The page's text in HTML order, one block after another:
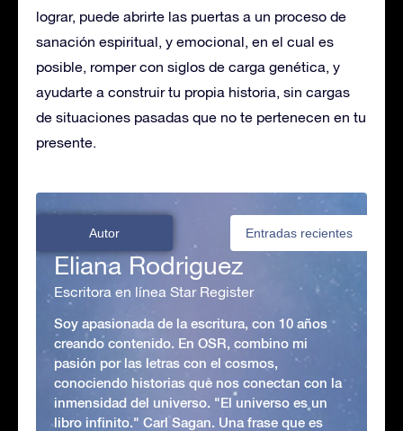
lograr, puede abrirte las puertas a un proceso de
sanación espiritual, y emocional, en el cual es
posible, romper con siglos de carga genética, y
ayudarte a construir tu propia historia, sin cargas
de situaciones pasadas que no te pertenecen en tu
presente.
Autor Entradas recientes
Eliana Rodriguez
Escritora en línea Star Register
Soy apasionada de la escritura, con 10 años
creando contenido. En OSR, combino mi
pasión por las letras con el cosmos,
conociendo historias que nos conectan con la
inmensidad del universo. "El universo es un
libro infinito." Carl Sagan. Una frase que es